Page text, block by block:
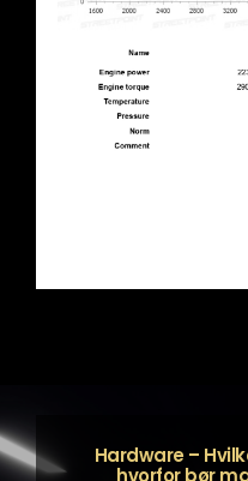
Hardware –
hvorfor bør